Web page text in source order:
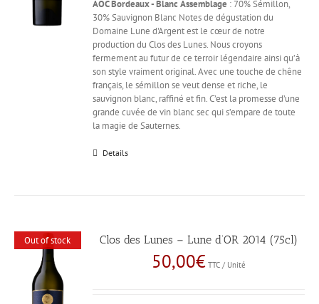
AOC Bordeaux - Blanc Assemblage : 70% Sémillon,
30% Sauvignon Blanc Notes de dégustation du
Domaine Lune d'Argent est le cœur de notre
production du Clos des Lunes. Nous croyons
fermement au futur de ce terroir légendaire ainsi qu’à
son style vraiment original. Avec une touche de chêne
français, le sémillon se veut dense et riche, le
sauvignon blanc, raffiné et fin. C’est la promesse d’une
grande cuvée de vin blanc sec qui s’empare de toute
la magie de Sauternes.
Details
Out of stock Clos des Lunes – Lune d’OR 2014 (75cl)
50,00€ TTC / Unité